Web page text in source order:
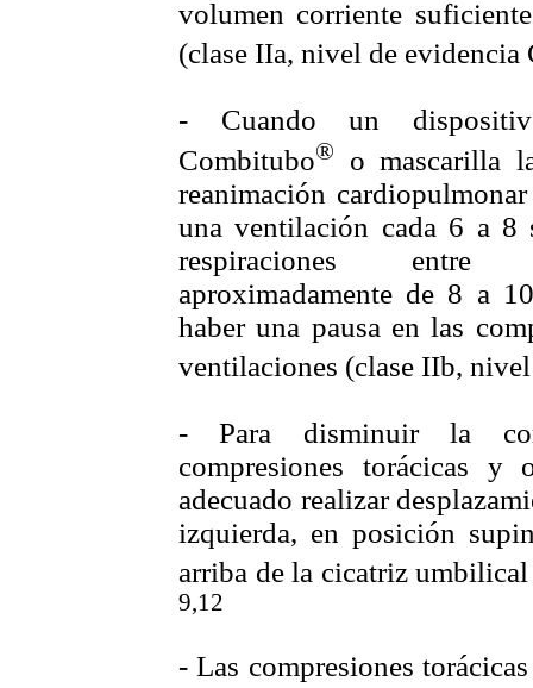
volumen corriente
(clase IIa, nivel de evidencia
- Cuando un
Combitubo®
o mascarilla
reanimación
una ventilación cada 6 a 8
respiraciones entre
aproximadamente de 8 a
haber una pausa en las
ventilaciones (clase IIb,
- Para disminuir la
compresiones torácicas
adecuado realizar
izquierda, en posición
arriba de la cicatriz
9,12
- Las compresiones